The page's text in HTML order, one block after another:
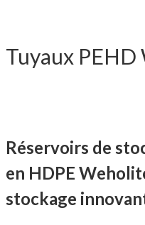
Tuyaux
Réservoirs de
en HDPE
stockage